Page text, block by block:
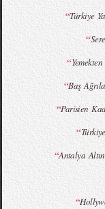
MBFWI - Giray Sepin 2015
“Türkiye
“
“
“Baş
“Parisien
“
“Antalya
“